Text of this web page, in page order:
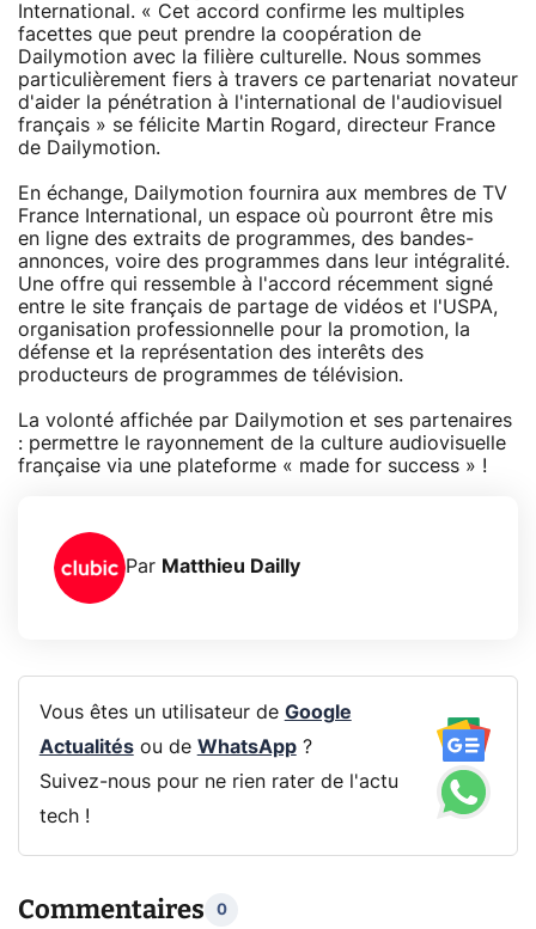
International. « Cet accord confirme les multiples
facettes que peut prendre la coopération de
Dailymotion avec la filière culturelle. Nous sommes
particulièrement fiers à travers ce partenariat novateur
d'aider la pénétration à l'international de l'audiovisuel
français » se félicite Martin Rogard, directeur France
de Dailymotion.
En échange, Dailymotion fournira aux membres de TV
France International, un espace où pourront être mis
en ligne des extraits de programmes, des bandes-
annonces, voire des programmes dans leur intégralité.
Une offre qui ressemble à l'accord récemment signé
entre le site français de partage de vidéos et l'USPA,
organisation professionnelle pour la promotion, la
défense et la représentation des interêts des
producteurs de programmes de télévision.
La volonté affichée par Dailymotion et ses partenaires
: permettre le rayonnement de la culture audiovisuelle
française via une plateforme « made for success » !
Par Matthieu Dailly
Vous êtes un utilisateur de Google
Actualitésou de WhatsApp?
Suivez-nous pour ne rien rater de l'actu
tech !
Commentaires 0